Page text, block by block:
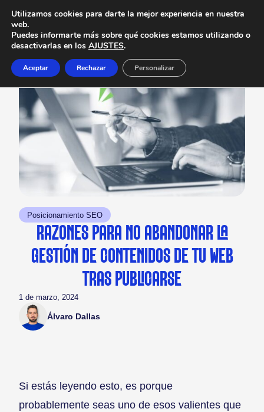
Posicionamiento SEO
RAZONES PARA NO ABANDONAR LA
GESTIÓN DE CONTENIDOS DE TU WEB
TRAS PUBLICARSE
1 de marzo, 2024
Álvaro Dallas
Si estás leyendo esto, es porque
probablemente seas uno de esos valientes que
Utilizamos cookies para darte la mejor experiencia en nuestra
web.
Puedes informarte más sobre qué cookies estamos utilizando o
desactivarlas en los AJUSTES.
Aceptar Rechazar Personalizar